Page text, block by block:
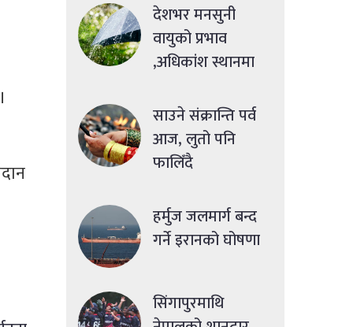
देशभर मनसुनी
वायुको प्रभाव
,अधिकांश स्थानमा
साउने संक्रान्ति पर्व
आज, लुतो पनि
फालिँदै
हर्मुज जलमार्ग बन्द
गर्ने इरानको घोषणा
सिंगापुरमाथि